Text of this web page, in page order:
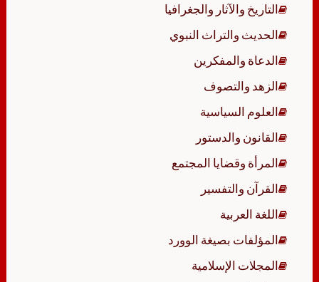
التاريخ والآثار والجغرافيا
الحديث والتراث النبوي
الدعاة والمفكرين
الزهد والتصوف
العلوم السياسية
القانون والدستور
المرأة وقضايا المجتمع
القرآن والتفسير
اللغة العربية
المؤلفات بصيغة الوورد
المجلات الإسلامية